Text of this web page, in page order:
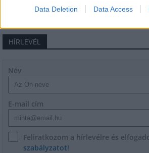
Data Deletion Data Access
HÍRLEVÉL
Név
E-mail cím
Feliratkozom a hírlevélre és
szabályzatot!